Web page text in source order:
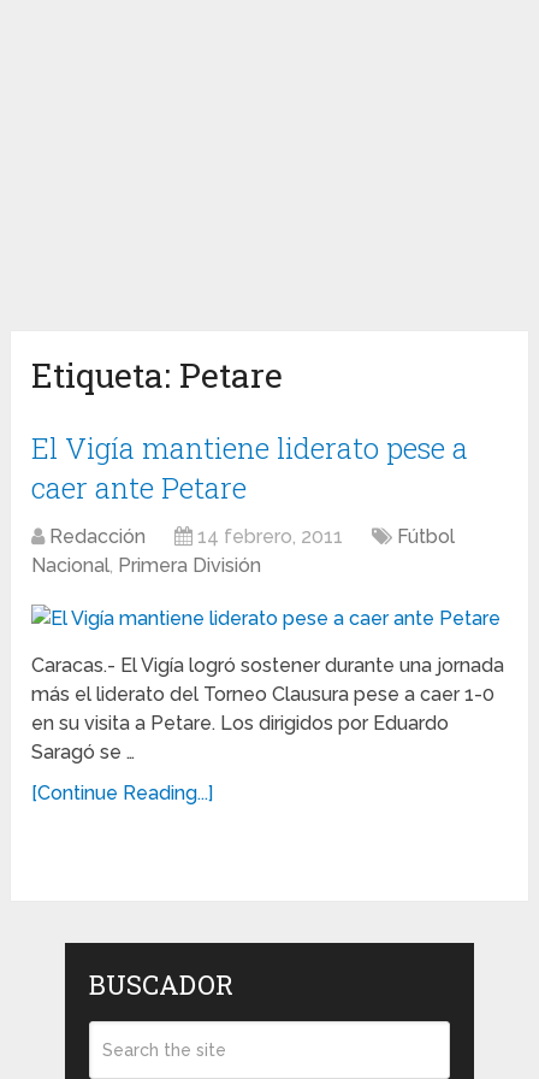
Etiqueta: Petare
El Vigía mantiene liderato pese a
caer ante Petare
Redacción 14 febrero, 2011
Fútbol
Nacional, Primera División
Caracas.- El Vigía logró sostener durante una jornada
más el liderato del Torneo Clausura pese a caer 1-0
en su visita a Petare. Los dirigidos por Eduardo
Saragó se …
[Continue Reading...]
BUSCADOR